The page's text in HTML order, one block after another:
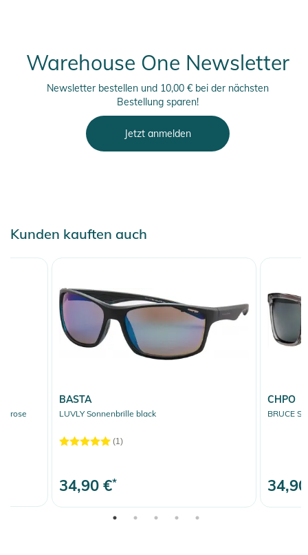
Warehouse One Newsletter
Newsletter bestellen und 10,00 € bei der nächsten
Bestellung sparen!
Jetzt anmelden
Kunden kauften auch
rose
BASTA
LUVLY Sonnenbrille black
(1)
34,90 €*
CHPO
BRUCE